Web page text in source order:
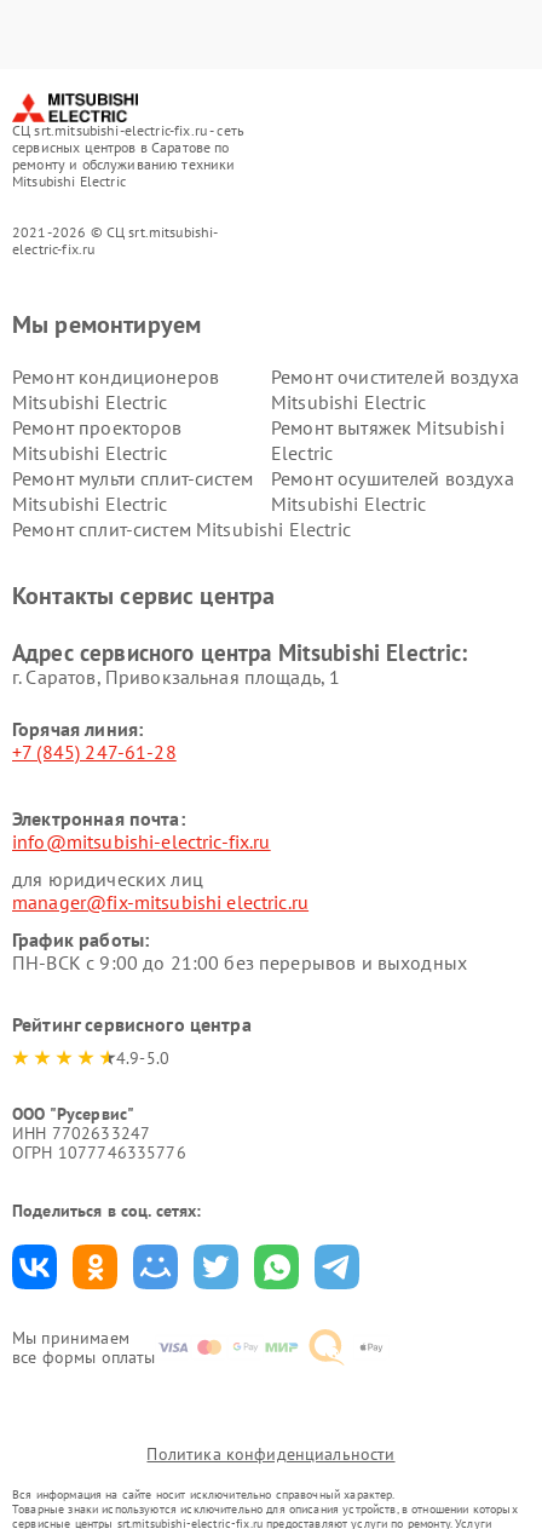
СЦ srt.mitsubishi-electric-fix.ru - сеть
сервисных центров в Саратове по
ремонту и обслуживанию техники
Mitsubishi Electric
2021-2026 © СЦ srt.mitsubishi-
electric-fix.ru
Мы принимаем
все формы оплаты
Мы ремонтируем
Ремонт кондиционеров
Mitsubishi Electric
Ремонт очистителей воздуха
Mitsubishi Electric
Ремонт проекторов
Mitsubishi Electric
Ремонт вытяжек Mitsubishi
Electric
Ремонт мульти сплит-систем
Mitsubishi Electric
Ремонт осушителей воздуха
Mitsubishi Electric
Ремонт сплит-систем Mitsubishi Electric
Контакты сервис центра
Адрес сервисного центра Mitsubishi Electric:
г. Саратов, Привокзальная площадь, 1
Горячая линия:
+7 (845) 247-61-28
Электронная почта:
info@mitsubishi-electric-fix.ru
для юридических лиц
manager@fix-mitsubishi electric.ru
График работы:
ПН-ВСК с 9:00 до 21:00 без перерывов и выходных
Рейтинг сервисного центра
4.9-5.0
ООО "Русервис"
ИНН 7702633247
ОГРН 1077746335776
Поделиться в соц. сетях:
Политика конфиденциальности
Вся информация на сайте носит исключительно справочный характер.
Товарные знаки используются исключительно для описания устройств, в отношении которых
сервисные центры srt.mitsubishi-electric-fix.ru предоставляют услуги по ремонту. Услуги